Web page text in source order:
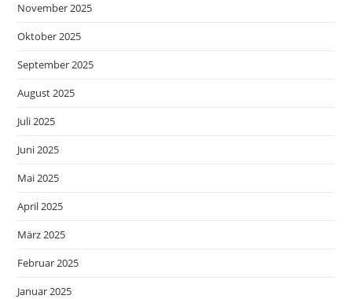
November 2025
Oktober 2025
September 2025
August 2025
Juli 2025
Juni 2025
Mai 2025
April 2025
März 2025
Februar 2025
Januar 2025